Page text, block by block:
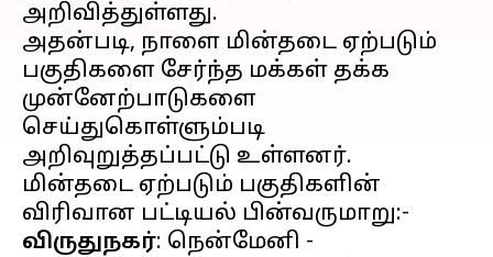
அறிவித்துள்ளது.
அதன்படி, நாளை மின்தடை ஏற்படும்
பகுதிகளை சேர்ந்த மக்கள் தக்க
முன்னேற்பாடுகளை
செய்துகொள்ளும்படி
அறிவுறுத்தப்பட்டு உள்ளனர்.
மின்தடை ஏற்படும் பகுதிகளின்
விருதுநகர்: நென்மேனி -